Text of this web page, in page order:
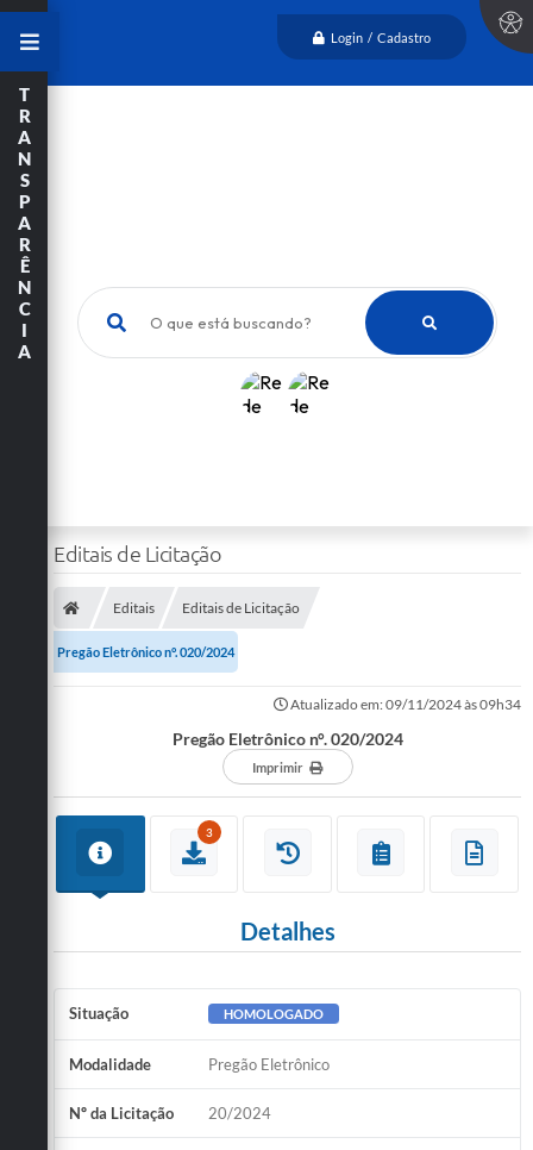
Login / Cadastro
O que está buscando?
T
R
A
N
S
P
A
R
Ê
N
C
I
A
Editais de Licitação
Editais Editais de Licitação
Pregão Eletrônico n°. 020/2024
Atualizado em: 09/11/2024 às 09h34
Pregão Eletrônico n°. 020/2024
Imprimir
3
Detalhes
Situação HOMOLOGADO
Modalidade Pregão Eletrônico
Nº da Licitação 20/2024